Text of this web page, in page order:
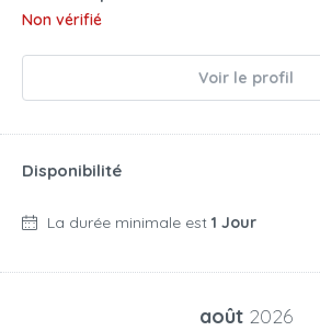
Non vérifié
Voir le profil
Disponibilité
La durée minimale est 1 Jour
août 2026